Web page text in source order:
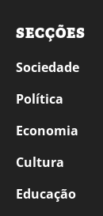
SECÇÕES
Sociedade
Política
Economia
Cultura
Educação